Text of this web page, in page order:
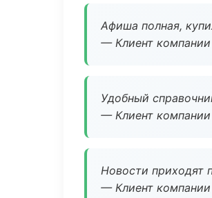
Афиша полная,
— Клиент компании
Удобный
— Клиент компании
Новости приходят
— Клиент компании